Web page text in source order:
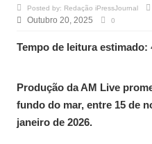
Posted by: Redação iPressJournal
Outubro 20, 2025 0
Tempo de leitura estimado:
Produção da AM Live
fundo do mar, entre 15 de
janeiro de 2026.